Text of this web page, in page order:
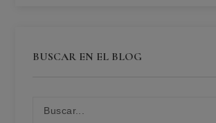
BUSCAR EN EL BLOG